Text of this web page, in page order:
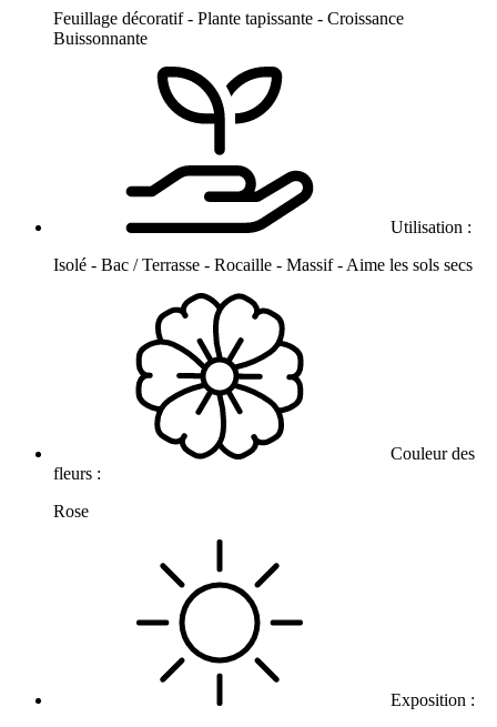
Feuillage décoratif - Plante tapissante - Croissance
Buissonnante
Utilisation :
Isolé - Bac / Terrasse - Rocaille - Massif - Aime les sols secs
Couleur des
fleurs :
Rose
Exposition :